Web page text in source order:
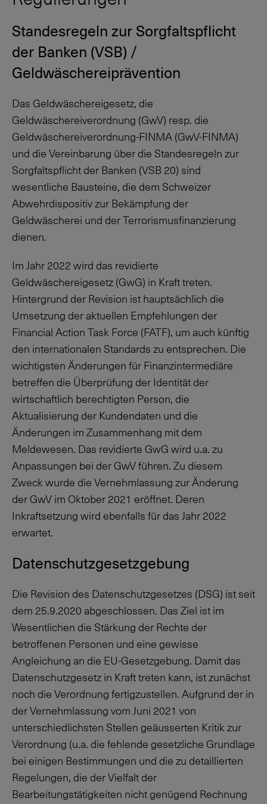
Standesregeln zur Sorgfaltspflicht
der Banken (VSB) /
Geldwäschereiprävention
Das Geldwäschereigesetz, die
Geldwäschereiverordnung (GwV) resp. die
Geldwäschereiverordnung-FINMA (GwV-FINMA)
und die Vereinbarung über die Standesregeln zur
Sorgfaltspflicht der Banken (VSB 20) sind
wesentliche Bausteine, die dem Schweizer
Abwehrdispositiv zur Bekämpfung der
Geldwäscherei und der Terrorismusfinanzierung
dienen.
Im Jahr 2022 wird das revidierte
Geldwäschereigesetz (GwG) in Kraft treten.
Hintergrund der Revision ist hauptsächlich die
Umsetzung der aktuellen Empfehlungen der
Financial Action Task Force (FATF), um auch künftig
den internationalen Standards zu entsprechen. Die
wichtigsten Änderungen für Finanzintermediäre
betreffen die Überprüfung der Identität der
wirtschaftlich berechtigten Person, die
Aktualisierung der Kundendaten und die
Änderungen im Zusammenhang mit dem
Meldewesen. Das revidierte GwG wird u.a. zu
Anpassungen bei der GwV führen. Zu diesem
Zweck wurde die Vernehmlassung zur Änderung
der GwV im Oktober 2021 eröffnet. Deren
Inkraftsetzung wird ebenfalls für das Jahr 2022
erwartet.
Datenschutzgesetzgebung
Die Revision des Datenschutzgesetzes (DSG) ist seit
dem 25.9.2020 abgeschlossen. Das Ziel ist im
Wesentlichen die Stärkung der Rechte der
betroffenen Personen und eine gewisse
Angleichung an die EU-Gesetzgebung. Damit das
Datenschutzgesetz in Kraft treten kann, ist zunächst
noch die Verordnung fertigzustellen. Aufgrund der in
der Vernehmlassung vom Juni 2021 von
unterschiedlichsten Stellen geäusserten Kritik zur
Verordnung (u.a. die fehlende gesetzliche Grundlage
bei einigen Bestimmungen und die zu detaillierten
Regelungen, die der Vielfalt der
Bearbeitungstätigkeiten nicht genügend Rechnung